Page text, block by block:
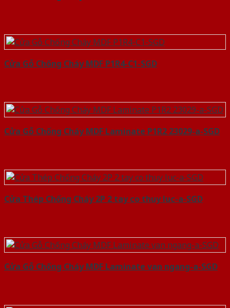
Cửa Gỗ Chống Cháy MDF P1R4-C1-SGD
Cửa Gỗ Chống Cháy MDF Laminate P1R2 23029-a-SGD
Cửa Thép Chống Cháy 2P 2 tay co thuy luc-a-SGD
Cửa Gỗ Chống Cháy MDF Laminate van ngang-a-SGD